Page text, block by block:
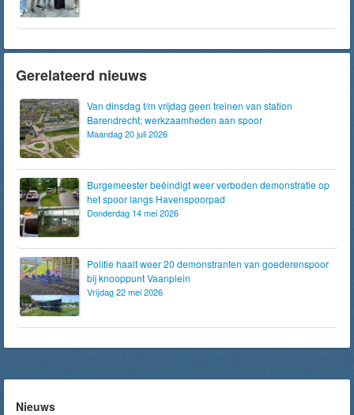
Gerelateerd nieuws
Van dinsdag t/m vrijdag geen treinen van station
Barendrecht; werkzaamheden aan spoor
Maandag 20 juli 2026
Burgemeester beëindigt weer verboden demonstratie op
het spoor langs Havenspoorpad
Donderdag 14 mei 2026
Politie haalt weer 20 demonstranten van goederenspoor
bij knooppunt Vaanplein
Vrijdag 22 mei 2026
Nieuws